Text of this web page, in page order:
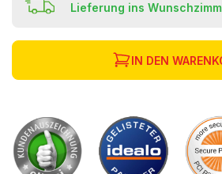
Lieferung ins
IN DEN